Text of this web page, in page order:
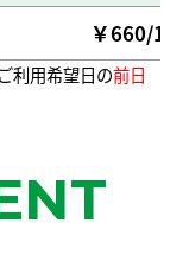
￥660/1名
利用希望日の前日